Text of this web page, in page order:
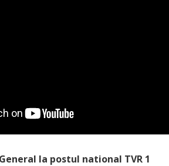
la postul national TVR 1